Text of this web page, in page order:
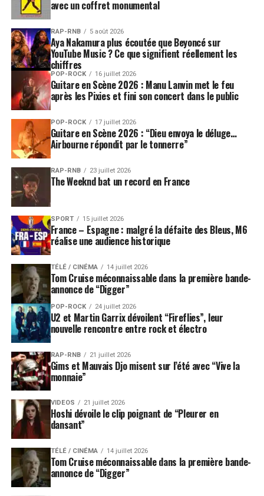
avec un coffret monumental
RAP-RNB 5 août 2026
Aya Nakamura plus écoutée que Beyoncé sur
YouTube Music ? Ce que signifient réellement les
chiffres
POP-ROCK 16 juillet 2026
Guitare en Scène 2026 : Manu Lanvin met le feu
après les Pixies et fini son concert dans le public
POP-ROCK 17 juillet 2026
Guitare en Scène 2026 : “Dieu envoya le déluge…
Airbourne répondit par le tonnerre”
RAP-RNB 23 juillet 2026
The Weeknd bat un record en France
SPORT 15 juillet 2026
France – Espagne : malgré la défaite des Bleus, M6
réalise une audience historique
TÉLÉ / CINÉMA 14 juillet 2026
Tom Cruise méconnaissable dans la première bande-
annonce de “Digger”
POP-ROCK 24 juillet 2026
U2 et Martin Garrix dévoilent “Fireflies”, leur
nouvelle rencontre entre rock et électro
RAP-RNB 21 juillet 2026
Gims et Mauvais Djo misent sur l’été avec “Vive la
monnaie”
VIDEOS 21 juillet 2026
Hoshi dévoile le clip poignant de “Pleurer en
dansant”
TÉLÉ / CINÉMA 14 juillet 2026
Tom Cruise méconnaissable dans la première bande-
annonce de “Digger”